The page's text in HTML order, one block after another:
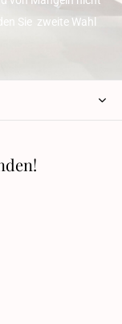
Sie zweite Wahl